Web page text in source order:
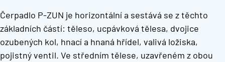
Čerpadlo P-ZUN je horizontální a sestává se z těchto
základních částí: těleso, ucpávková tělesa, dvojice
ozubených kol, hnací a hnaná hřídel, valivá ložiska,
pojistný ventil. Ve středním tělese, uzavřeném z obou